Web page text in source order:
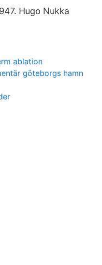
Hugo Nukka
ablation
göteborgs hamn